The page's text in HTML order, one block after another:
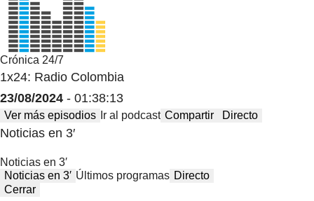
Crónica 24/7
1x24: Radio Colombia
23/08/2024 - 01:38:13
Ver más episodios Ir al podcast Compartir Directo
Noticias en 3′
Noticias en 3′
Noticias en 3′ Últimos programas Directo
Cerrar